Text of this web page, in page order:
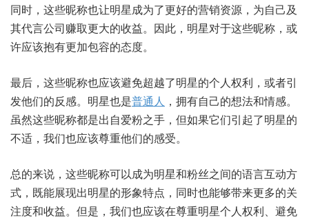
同时，这些昵称也让明星成为了更好的营销资源，为自己及
其代言公司赚取更大的收益。因此，明星对于这些昵称，或
许应该抱有更加包容的态度。
最后，这些昵称也应该避免超越了明星的个人权利，或者引
发他们的反感。明星也是普通人 ，拥有自己的想法和情感。
虽然这些昵称都是出自爱粉之手，但如果它们引起了明星的
不适，我们也应该尊重他们的感受。
总的来说，这些昵称可以成为明星和粉丝之间的语言互动方
式，既能展现出明星的形象特点，同时也能够带来更多的关
注度和收益。但是，我们也应该在尊重明星个人权利、避免